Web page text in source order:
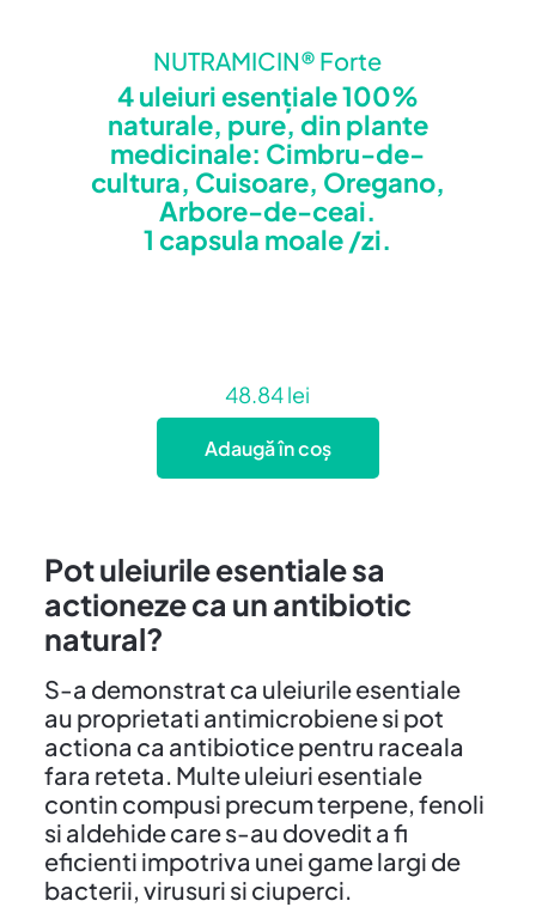
NUTRAMICIN® Forte
4 uleiuri esențiale 100%
naturale, pure, din plante
medicinale: Cimbru-de-
cultura, Cuisoare, Oregano,
Arbore-de-ceai.
1 capsula moale /zi.
48.84lei
Adaugă în coș
Pot uleiurile esentiale sa
actioneze ca un antibiotic
natural?
S-a demonstrat ca uleiurile esentiale
au proprietati antimicrobiene si pot
actiona ca antibiotice pentru raceala
fara reteta. Multe uleiuri esentiale
contin compusi precum terpene, fenoli
si aldehide care s-au dovedit a fi
eficienti impotriva unei game largi de
bacterii, virusuri si ciuperci.